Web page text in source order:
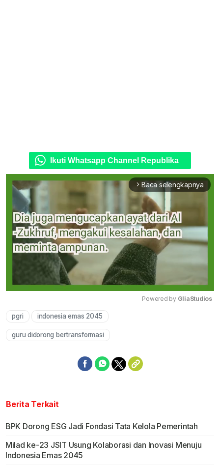
Ikuti Whatsapp Channel Republika
arrow_forward_ios Baca selengkapnya
Powered by GliaStudios
pgri indonesia emas 2045
guru didorong bertransformasi
Berita Terkait
BPK Dorong ESG Jadi Fondasi Tata Kelola Pemerintah
Milad ke-23 JSIT Usung Kolaborasi dan Inovasi Menuju
Indonesia Emas 2045